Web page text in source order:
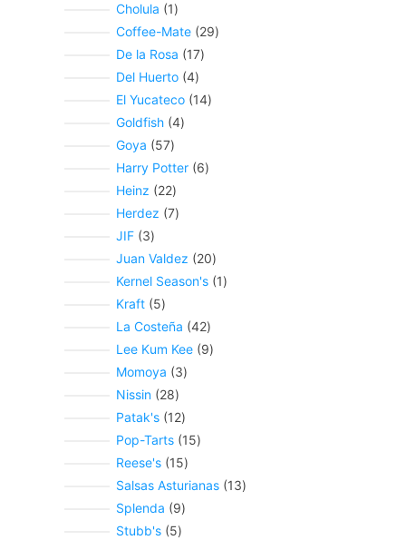
Cholula 1
Coffee-Mate 29
De la Rosa 17
Del Huerto 4
El Yucateco 14
Goldfish 4
Goya 57
Harry Potter 6
Heinz 22
Herdez 7
JIF 3
Juan Valdez 20
Kernel Season's 1
Kraft 5
La Costeña 42
Lee Kum Kee 9
Momoya 3
Nissin 28
Patak's 12
Pop-Tarts 15
Reese's 15
Salsas Asturianas 13
Splenda 9
Stubb's 5